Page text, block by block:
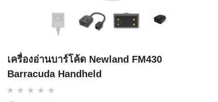
เครื่องอ่านบาร์โค้ด Newland FM430
Barracuda Handheld